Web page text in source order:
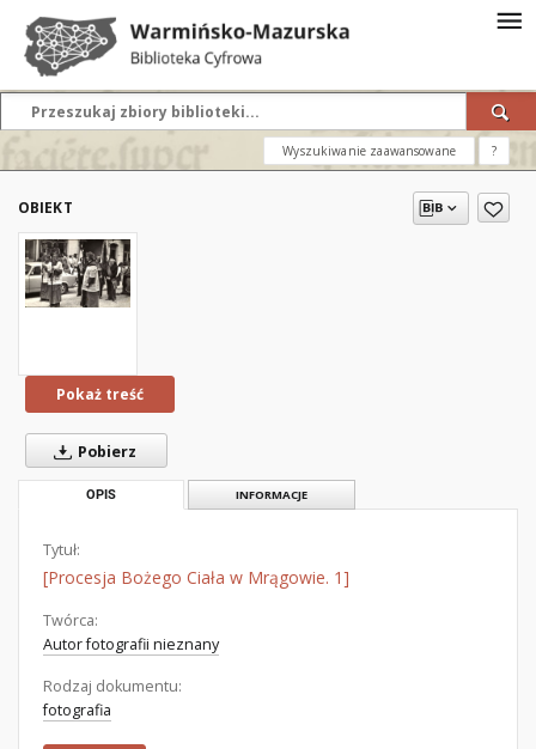
Wyszukiwanie zaawansowane ?
OBIEKT
Pokaż treść
Pobierz
OPIS INFORMACJE
Tytuł:
[Procesja Bożego Ciała w Mrągowie. 1]
Twórca:
Autor fotografii nieznany
Rodzaj dokumentu:
fotografia